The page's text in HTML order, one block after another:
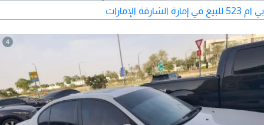
أوتوماتيك، اللون رمادي، الداخلية نظيفة جداً، المكيف يعمل بكفاءة،
المحرك والجير بحالة ممتازة، الهيكل نظيف، الإطارات بحالة جيدة.
السعر 18000.
بي ام 523 للبيع في إمارة الشارقة الإمارات
4